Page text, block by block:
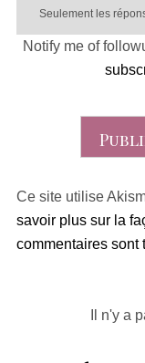
Notify me of
Ce site utilise
savoir plus sur la
commentaires sont
Il n'y a